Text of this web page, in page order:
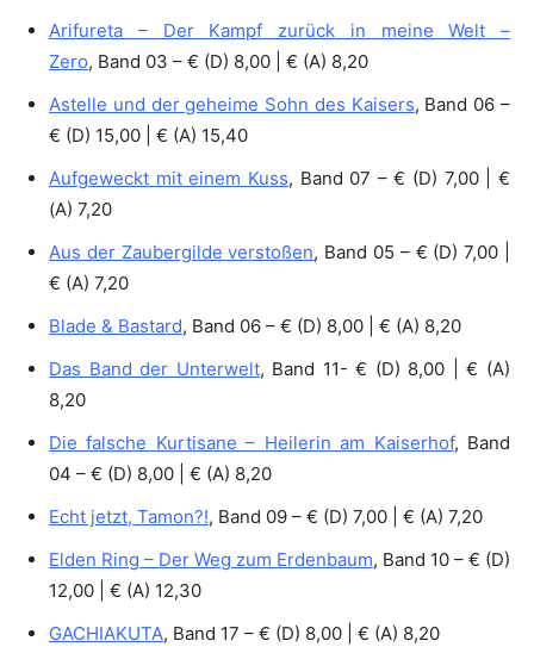
Arifureta – Der Kampf zurück in meine Welt –
Zero, Band 03 – € (D) 8,00 | € (A) 8,20
Astelle und der geheime Sohn des Kaisers, Band 06 –
€ (D) 15,00 | € (A) 15,40
Aufgeweckt mit einem Kuss, Band 07 – € (D) 7,00 | €
(A) 7,20
Aus der Zaubergilde verstoßen, Band 05 – € (D) 7,00 |
€ (A) 7,20
Blade & Bastard, Band 06 – € (D) 8,00 | € (A) 8,20
Das Band der Unterwelt, Band 11- € (D) 8,00 | € (A)
8,20
Die falsche Kurtisane – Heilerin am Kaiserhof, Band
04 – € (D) 8,00 | € (A) 8,20
Echt jetzt, Tamon?!, Band 09 – € (D) 7,00 | € (A) 7,20
Elden Ring – Der Weg zum Erdenbaum, Band 10 – € (D)
12,00 | € (A) 12,30
GACHIAKUTA, Band 17 – € (D) 8,00 | € (A) 8,20